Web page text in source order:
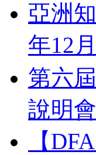
亞洲
年12
第六
說明會
【